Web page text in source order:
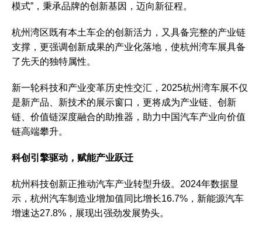
模式”，秉承品牌的创新基因，迈向新征程。
杭州湾区既有本土车企的创新活力，又具备完整的产业链
支撑，更强调创新成果的产业化落地，使杭州湾车展具备
了先天的独特属性。
新一轮科技和产业变革历史性交汇，2025杭州湾车展不仅
是新产品、新技术的展示窗口，更将成为产业链、创新
链、价值链深度融合的助推器，助力中国汽车产业向价值
链高端攀升。
科创引擎驱动，赋能产业跃迁
杭州科技创新正推动汽车产业转型升级。2024年数据显
示，杭州汽车制造业增加值同比增长16.7%，新能源汽车
增速达27.8%，展现出强劲发展势头。